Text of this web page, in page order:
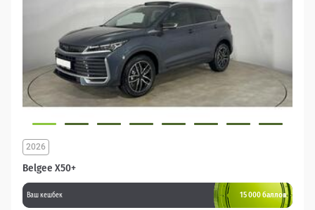
Belgee X50+
2026
Ваш кешбек 15 000 баллов